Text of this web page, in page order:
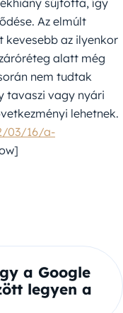
sújtotta, így
Az elmúlt
kevesebb az ilyenkor
alatt még
nem tudtak
tavaszi vagy nyári
lehetnek.
03/16/a-
a Google
legyen a